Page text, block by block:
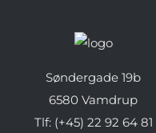
Søndergade 19b
6580 Vamdrup
Tlf: (+45) 22 92 64 81